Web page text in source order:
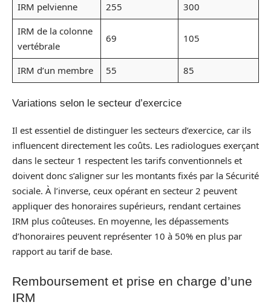
IRM pelvienne 255
300
IRM de la colonne
vertébrale
69 105
IRM d’un membre 55 85
Variations selon le secteur d’exercice
Il est essentiel de distinguer les secteurs d’exercice, car ils
influencent directement les coûts. Les radiologues exerçant
dans le secteur 1 respectent les tarifs conventionnels et
doivent donc s’aligner sur les montants fixés par la Sécurité
sociale. À l’inverse, ceux opérant en secteur 2 peuvent
appliquer des honoraires supérieurs, rendant certaines
IRM plus coûteuses. En moyenne, les dépassements
d’honoraires peuvent représenter 10 à 50% en plus par
rapport au tarif de base.
Remboursement et prise en charge d’une
IRM